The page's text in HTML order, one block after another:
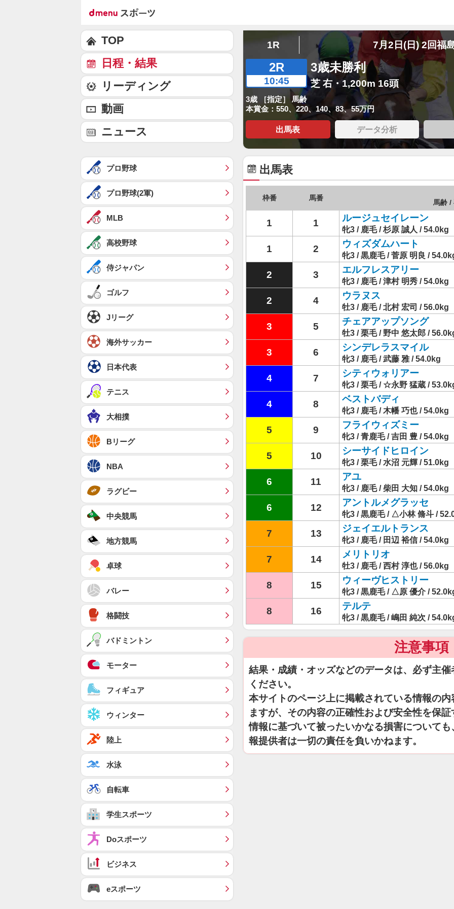
1R 7月2日(日) 2回福
2R
10:45
3歳未勝利
芝 右・1,200m 16頭
3歳 ［指定］ 馬齢
本賞金：550、220、140、83、55万円
出馬表 データ分析
出馬表
枠番 馬番
馬齢 /
1 1 ルージュセイレーン
牝3 / 鹿毛 / 杉原 誠人 / 54.0kg
1 2 ウィズダムハート
牝3 / 黒鹿毛 / 菅原 明良 /
2 3 エルフレスアリー
牝3 / 鹿毛 / 津村 明秀 / 54.0kg
2 4 ウラヌス
牡3 / 鹿毛 / 北村 宏司 / 56.0kg
3 5 チェアアップソング
牡3 / 栗毛 / 野中 悠太郎 /
3 6 シンデレラスマイル
牝3 / 鹿毛 / 武藤 雅 / 54.0kg
4 7 シティウォリアー
牝3 / 栗毛 / ☆永野 猛蔵 /
4 8 ベストバディ
牝3 / 鹿毛 / 木幡 巧也 / 54.0kg
5 9 フライウィズミー
牝3 / 青鹿毛 / 吉田 豊 / 54.0kg
5 10 シーサイドヒロイン
牝3 / 栗毛 / 水沼 元輝 / 51.0kg
6 11 アユ
牝3 / 鹿毛 / 柴田 大知 / 54.0kg
6 12 アントルメグラッセ
牝3 / 黒鹿毛 / △小林 脩斗 /
7 13 ジェイエルトランス
牝3 / 鹿毛 / 田辺 裕信 / 54.0kg
7 14 メリトリオ
牡3 / 鹿毛 / 西村 淳也 / 56.0kg
8 15 ウィーヴヒストリー
牝3 / 黒鹿毛 / △原 優介 /
8 16 テルテ
牝3 / 黒鹿毛 / 嶋田 純次 /
注意事項
結果・成績・オッズなどのデータは、必ず主
ください。
本サイトのページ上に掲載されている情報の
ますが、その内容の正確性および安全性を保
情報に基づいて被ったいかなる損害について
報提供者は一切の責任を負いかねます。
TOP
日程・結果
リーディング
動画
ニュース
プロ野球
プロ野球(2軍)
MLB
高校野球
侍ジャパン
ゴルフ
Jリーグ
海外サッカー
日本代表
テニス
大相撲
Bリーグ
NBA
ラグビー
中央競馬
地方競馬
卓球
バレー
格闘技
バドミントン
モーター
フィギュア
ウィンター
陸上
水泳
自転車
学生スポーツ
Doスポーツ
ビジネス
eスポーツ